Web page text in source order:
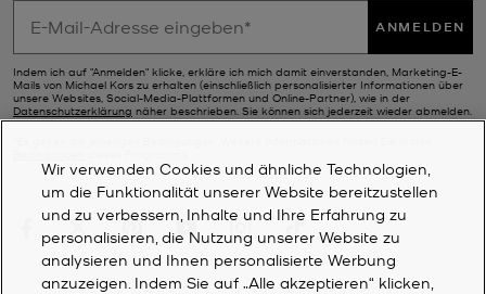
ANMELDEN
Indem ich auf "Anmelden" klicke, erkläre ich mich damit einverstanden, Marketing-E-
Mails von Michael Kors zu erhalten (einschließlich personalisierter Informationen über
unsere Websites, Social-Media-Plattformen und Online-Partner), wie in der
Datenschutzerklärung näher beschrieben. Sie können sich jederzeit wieder abmelden.
Wir verwenden Cookies und ähnliche Technologien,
um die Funktionalität unserer Website bereitzustellen
und zu verbessern, Inhalte und Ihre Erfahrung zu
personalisieren, die Nutzung unserer Website zu
analysieren und Ihnen personalisierte Werbung
anzuzeigen. Indem Sie auf „Alle akzeptieren“ klicken,